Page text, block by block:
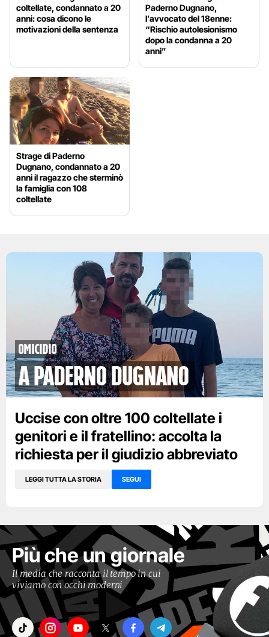
coltellate, condannato a 20
anni: cosa dicono le
motivazioni della sentenza
Paderno Dugnano,
l’avvocato del 18enne:
“Rischio autolesionismo
dopo la condanna a 20
anni”
Strage di Paderno
Dugnano, condannato a 20
anni il ragazzo che sterminò
la famiglia con 108
coltellate
Omicidio
a Paderno dugnano
Uccise con oltre 100 coltellate i
genitori e il fratellino: accolta la
richiesta per il giudizio abbreviato
LEGGI TUTTA LA STORIA SEGUI
Più che un giornale
Il media che racconta il tempo in cui
viviamo con occhi moderni